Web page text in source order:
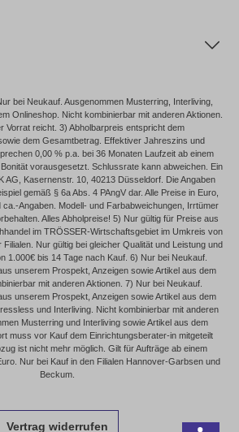
bei Neukauf. Ausgenommen Musterring, Interliving,
Onlineshop. Nicht kombinierbar mit anderen Aktionen.
Vorrat reicht. 3) Abholbarpreis entspricht dem
dem Gesamtbetrag. Effektiver Jahreszins und
0,00 % p.a. bei 36 Monaten Laufzeit ab einem
vorausgesetzt. Schlussrate kann abweichen. Ein
AG, Kasernenstr. 10, 40213 Düsseldorf. Die Angaben
gemäß § 6a Abs. 4 PAngV dar. Alle Preise in Euro,
ca.-Angaben. Modell- und Farbabweichungen, Irrtümer
Alles Abholpreise! 5) Nur gültig für Preise aus
im TRÖSSER-Wirtschaftsgebiet im Umkreis von
Nur gültig bei gleicher Qualität und Leistung und
1.000€ bis 14 Tage nach Kauf. 6) Nur bei Neukauf.
unserem Prospekt, Anzeigen sowie Artikel aus dem
mit anderen Aktionen. 7) Nur bei Neukauf.
unserem Prospekt, Anzeigen sowie Artikel aus dem
und Interliving. Nicht kombinierbar mit anderen
Musterring und Interliving sowie Artikel aus dem
muss vor Kauf dem Einrichtungsberater-in mitgeteilt
ist nicht mehr möglich. Gilt für Aufträge ab einem
Nur bei Kauf in den Filialen Hannover-Garbsen und
Beckum.
Vertrag widerrufen